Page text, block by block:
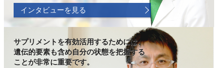
インタビューを見る
サプリメントを有効活用するためには、
遺伝的要素も含め自分の状態を把握する
ことが非常に重要です。